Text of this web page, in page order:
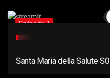
Epizoda 1
Santa Maria della Salute